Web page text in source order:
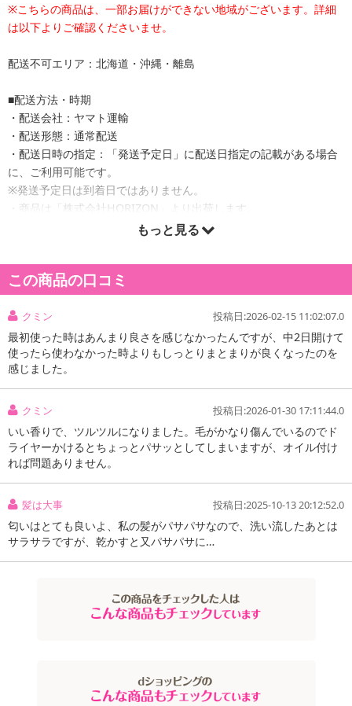
※こちらの商品は、一部お届けができない地域がございます。詳細
は以下よりご確認くださいませ。
配送不可エリア：北海道・沖縄・離島
■配送方法・時期
・配送会社：ヤマト運輸
・配送形態：通常配送
・配送日時の指定：「発送予定日」に配送日指定の記載がある場合
に、ご利用可能です。
※発送予定日は到着日ではありません。
・商品は「株式会社HORIZON」より出荷します。
商品詳細
ルの香り】
容量：200g
生産国：日本
製造販売元 : 株式会社HORIZON
もっと見る
この商品の口コミ
クミン 投稿日:2026-02-15 11:02:07.0
最初使った時はあんまり良さを感じなかったんですが、中2日開けて
使ったら使わなかった時よりもしっとりまとまりが良くなったのを
感じました。
クミン 投稿日:2026-01-30 17:11:44.0
いい香りで、ツルツルになりました。毛がかなり傷んでいるのでド
ライヤーかけるとちょっとパサッとしてしまいますが、オイル付け
れば問題ありません。
髪は大事 投稿日:2025-10-13 20:12:52.0
匂いはとても良いよ、私の髪がパサパサなので、洗い流したあとは
サラサラですが、乾かすと又パサパサに…